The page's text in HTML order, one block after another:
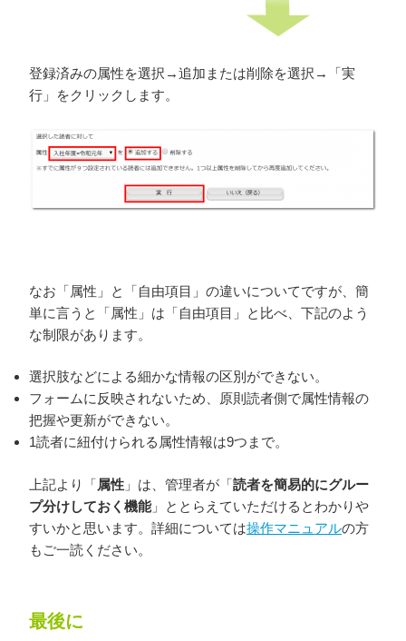
登録済みの属性を選択→追加または削除を選択→「実
行」をクリックします。
なお「属性」と「自由項目」の違いについてですが、簡
単に言うと「属性」は「自由項目」と比べ、下記のよう
な制限があります。
選択肢などによる細かな情報の区別ができない。
フォームに反映されないため、原則読者側で属性情報の
把握や更新ができない。
1読者に紐付けられる属性情報は9つまで。
上記より「属性 」は、管理者が「読者を簡易的にグルー
プ分けしておく機能」ととらえていただけるとわかりや
すいかと思います。詳細については操作マニュアルの方
もご一読ください。
最後に